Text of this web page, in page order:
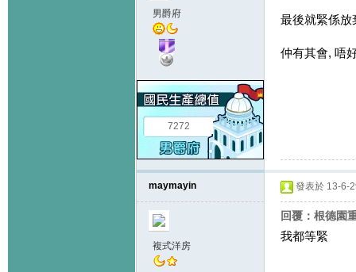
男爵府
7272
最後就緊係放
仲有其會, 唔
maymayin
複式洋房
發表於 13-6-
回覆：根德園
我都等緊